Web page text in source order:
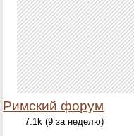
Римский форум
7.1k (9 за неделю)